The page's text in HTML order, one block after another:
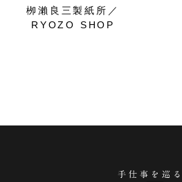
栁瀨良三製紙所／
RYOZO SHOP